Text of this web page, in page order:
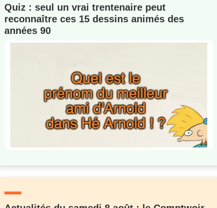
Quiz : seul un vrai trentenaire peut
reconnaître ces 15 dessins animés des
années 90